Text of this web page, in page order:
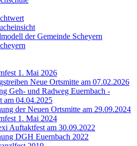
der Gemeinde Scheyern
1. Mai 2026
Neue Ortsmitte am 07.02.2026
Geh- und Radweg Euernbach -
am 04.04.2025
der Neuen Ortsmitte am 29.09.2024
1. Mai 2024
Auftaktfest am 30.09.2022
DGH Euernbach 2022